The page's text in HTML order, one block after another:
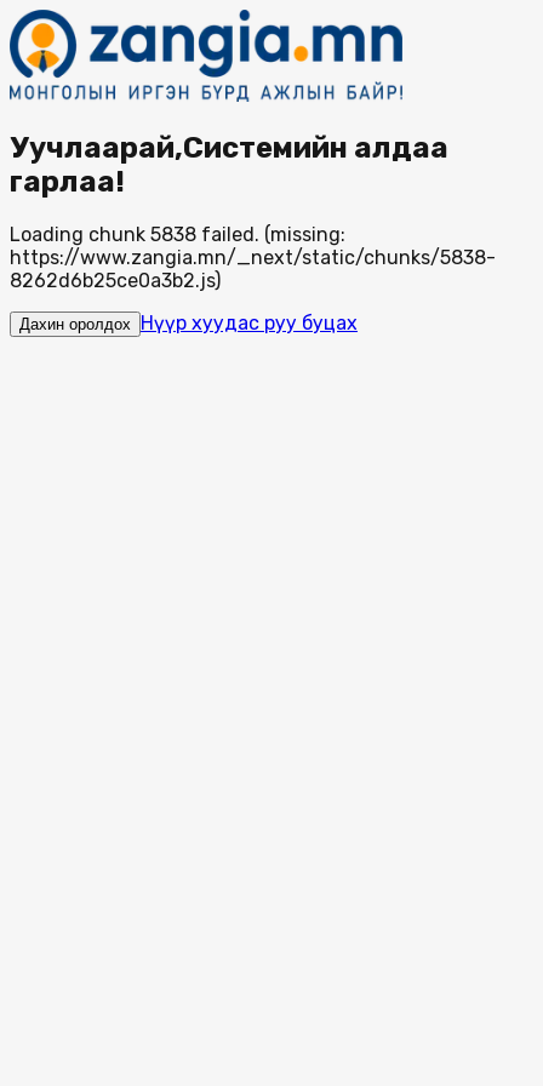
Уучлаарай,Системийн алдаа
гарлаа!
Loading chunk 5838 failed. (missing:
https://www.zangia.mn/_next/static/chunks/5838-
8262d6b25ce0a3b2.js)
Дахин оролдох Нүүр хуудас руу буцах